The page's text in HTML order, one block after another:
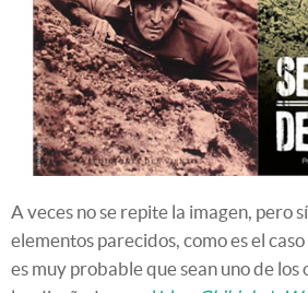
A veces no se repite la imagen, pero
elementos parecidos, como es el
es muy probable que sean uno de